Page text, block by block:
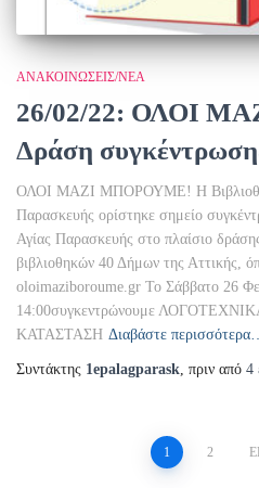
ΑΝΑΚΟΙΝΏΣΕΙΣ/ΝΈΑ
26/02/22: ΟΛΟΙ
Δράση
ΟΛΟΙ ΜΑΖΙ ΜΠΟΡΟΥΜΕ! Η
Παρασκευής ορίστηκε σημείο
Αγίας Παρασκευής στο πλαίσιο
βιβλιοθηκών 40 Δήμων της Αττικής,
oloimaziboroume.gr Το Σάββατο 26
14:00συγκεντρώνουμε
ΚΑΤΑΣΤΑΣΗ Διαβάστε
Συντάκτης 1epalagparask, πριν από 4
Σελιδοποίηση
1 2